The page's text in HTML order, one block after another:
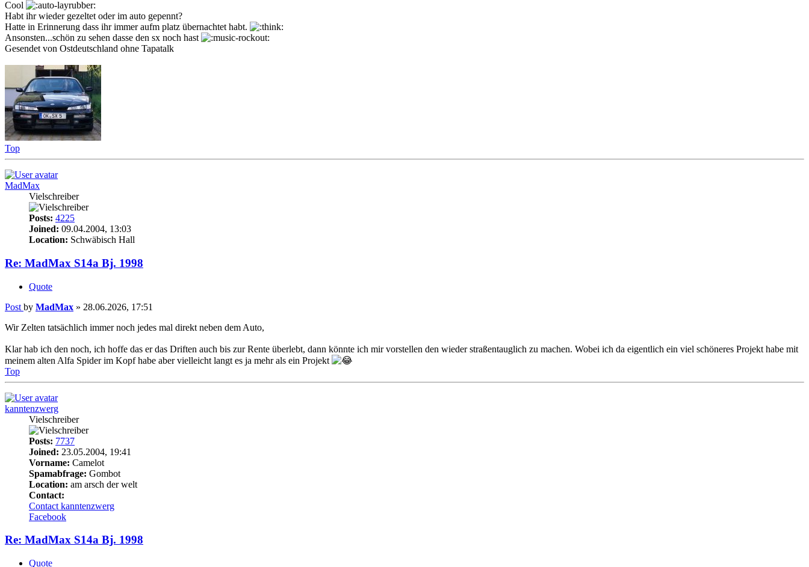
Cool
Habt ihr wieder gezeltet oder im auto gepennt?
Hatte in Erinnerung dass ihr immer aufm platz übernachtet habt.
Ansonsten...schön zu sehen dasse den sx noch hast
Gesendet von Ostdeutschland ohne Tapatalk
Top
MadMax
Vielschreiber
Posts: 4225
Joined: 09.04.2004, 13:03
Location: Schwäbisch Hall
Re: MadMax S14a Bj. 1998
Quote
Post by MadMax » 28.06.2026, 17:51
Wir Zelten tatsächlich immer noch jedes mal direkt neben dem Auto,
Klar hab ich den noch, ich hoffe das er das Driften auch bis zur Rente überlebt, dann könnte ich mir vorstellen den wieder straßentauglich zu machen. Wobei ich da eigentlich ein viel schöneres Projekt habe mit
meinem alten Alfa Spider im Kopf habe aber vielleicht langt es ja mehr als ein Projekt
Top
kanntenzwerg
Vielschreiber
Posts: 7737
Joined: 23.05.2004, 19:41
Vorname: Camelot
Spamabfrage: Gombot
Location: am arsch der welt
Contact:
Contact kanntenzwerg
Facebook
Re: MadMax S14a Bj. 1998
Quote